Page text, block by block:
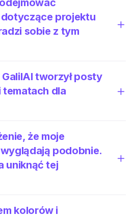
projektu
sobie z tym
tworzył posty
dla
że moje
podobnie.
uniknąć tej
kolorów i